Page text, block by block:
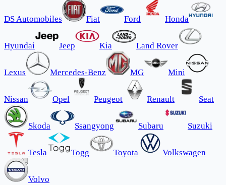
DS Automobiles Fiat Ford Honda
Hyundai Jeep Kia Land Rover
Lexus Mercedes-Benz MG Mini
Nissan Opel Peugeot Renault Seat
Skoda Ssangyong Subaru Suzuki
Tesla Togg Toyota Volkswagen
Volvo